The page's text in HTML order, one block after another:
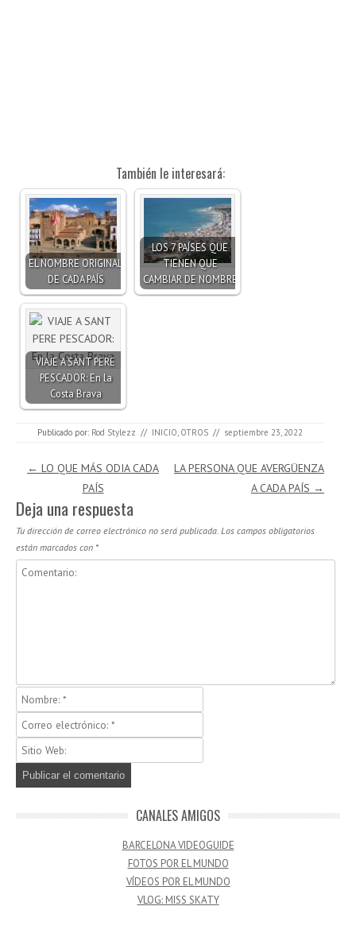
También le interesará:
EL NOMBRE ORIGINAL
DE CADA PAÍS
LOS 7 PAÍSES QUE
TIENEN QUE
CAMBIAR DE NOMBRE
VIAJE A SANT PERE
PESCADOR: En la
Costa Brava
Publicado por: Rod Stylezz // INICIO OTROS // septiembre 23, 2022
Navegación de entradas
← LO QUE MÁS ODIA CADA
PAÍS
LA PERSONA QUE AVERGÜENZA
A CADA PAÍS →
Deja una respuesta
Tu dirección de correo electrónico no será publicada. Los campos obligatorios
están marcados con *
CANALES AMIGOS
BARCELONA VIDEOGUIDE
FOTOS POR EL MUNDO
VÍDEOS POR EL MUNDO
VLOG: MISS SKATY